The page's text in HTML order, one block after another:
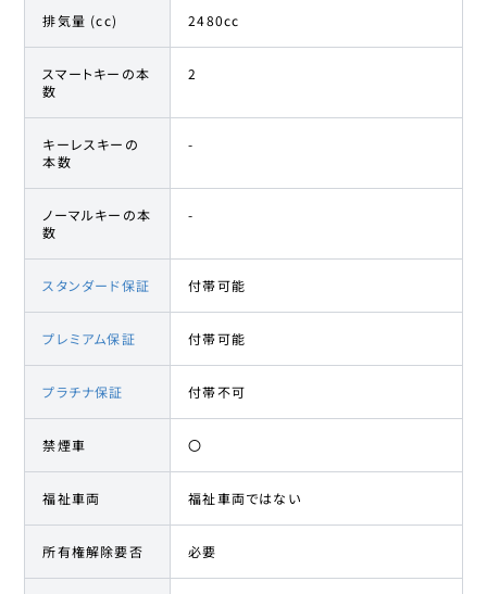
排気量 (cc) 2480cc
スマートキーの本
数
2
キーレスキーの
本数
-
ノーマルキーの本
数
-
スタンダード保証 付帯可能
プレミアム保証 付帯可能
プラチナ保証 付帯不可
禁煙車 〇
福祉車両 福祉車両ではない
所有権解除要否 必要